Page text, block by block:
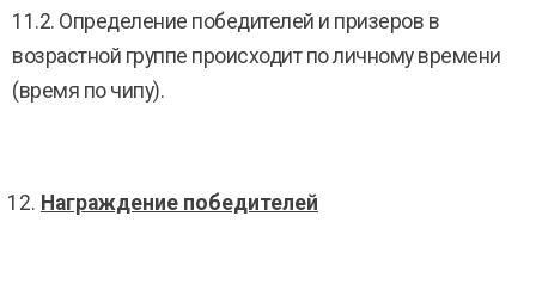
11.2. Определение победителей и призеров в
возрастной группе происходит по личному времени
(время по чипу).
Награждение победителей